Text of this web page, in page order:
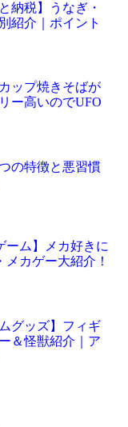
納税】うなぎ・
紹介｜ポイント
ップ焼きそばが
ー高いのでUFO
の特徴と悪習慣
ーム】メカ好きに
メカゲー大紹介！
グッズ】フィギ
＆怪獣紹介｜ア